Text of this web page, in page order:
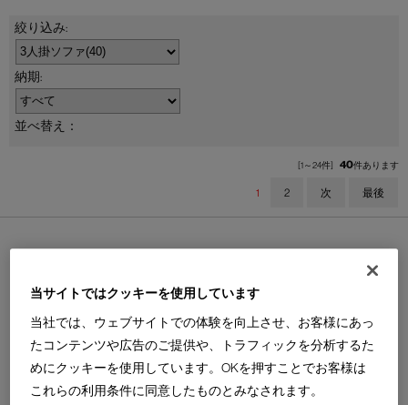
ONLINE STORE
並べ替え：
[1～24件] 40件あります
1 2 次 最後
675 MARALUNGA 40-MAXI
W3100 × D1050 × H730?1030（SH465，AH560）
形状＝3人掛 背クッション付
脚端＝グライド（アメリカンウォールナット材（無
革＝NABUK 13Z506 MOKA
675 MARALUNGA 40-MAXI
マラルンガ 40 マキシ ソファ
W3100 × D1050 × H730?1030（SH465，AH560）
形状＝3人掛 背クッション付
脚端＝グライド（ABS樹脂（ブラック））
革＝NABUK 13Z516 OCEANO
当サイトではクッキーを使用しています
当社では、ウェブサイトでの体験を向上させ、お客様にあっ
たコンテンツや広告のご提供や、トラフィックを分析するた
めにクッキーを使用しています。OKを押すことでお客様は
これらの利用条件に同意したものとみなされます。